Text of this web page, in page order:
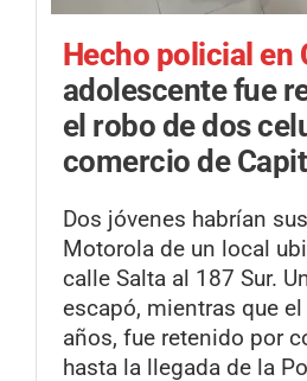
Hecho policial en
adolescente fue
el robo de dos
comercio de
Dos jóvenes habrían
Motorola de un local
calle Salta al 187 Sur.
escapó, mientras que
años, fue retenido por
hasta la llegada de la